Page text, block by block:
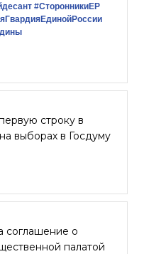
#СторонникиЕР
строку в
выборах в Госдуму
соглашение о
палатой